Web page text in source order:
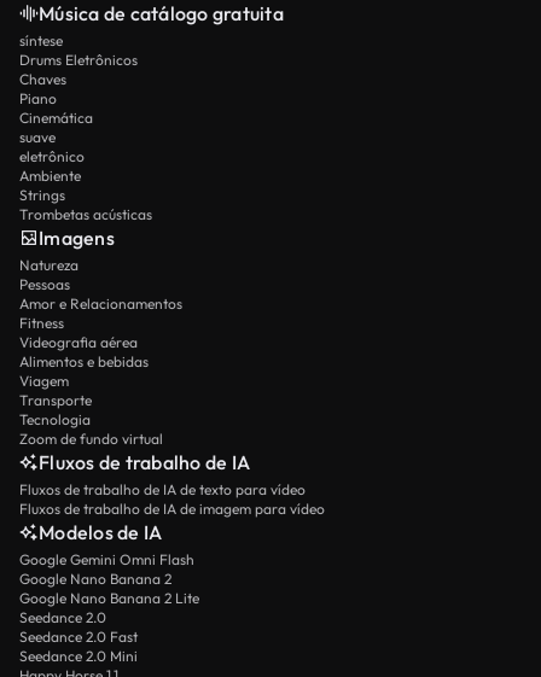
Música de catálogo gratuita
síntese
Drums Eletrônicos
Chaves
Piano
Cinemática
suave
eletrônico
Ambiente
Strings
Trombetas acústicas
Imagens
Natureza
Pessoas
Amor e Relacionamentos
Fitness
Videografia aérea
Alimentos e bebidas
Viagem
Transporte
Tecnologia
Zoom de fundo virtual
Fluxos de trabalho de IA
Fluxos de trabalho de IA de texto para vídeo
Fluxos de trabalho de IA de imagem para vídeo
Modelos de IA
Google Gemini Omni Flash
Google Nano Banana 2
Google Nano Banana 2 Lite
Seedance 2.0
Seedance 2.0 Fast
Seedance 2.0 Mini